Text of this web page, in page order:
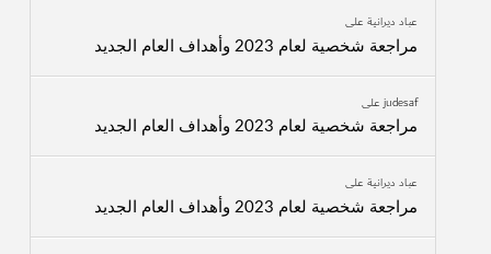
عباد ديرانيةعلى
مراجعة شخصية لعام 2023 وأهداف العام الجديد
judesafعلى
مراجعة شخصية لعام 2023 وأهداف العام الجديد
عباد ديرانيةعلى
مراجعة شخصية لعام 2023 وأهداف العام الجديد